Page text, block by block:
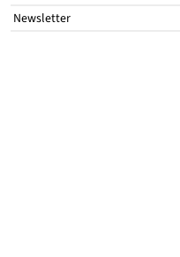
Newsletter